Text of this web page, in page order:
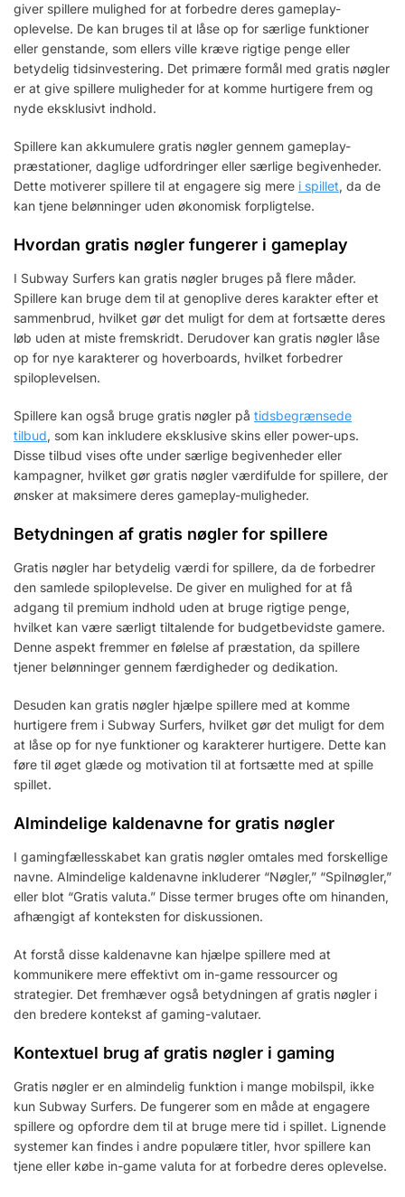
giver spillere mulighed for at forbedre deres gameplay-
oplevelse. De kan bruges til at låse op for særlige funktioner
eller genstande, som ellers ville kræve rigtige penge eller
betydelig tidsinvestering. Det primære formål med gratis nøgler
er at give spillere muligheder for at komme hurtigere frem og
nyde eksklusivt indhold.
Spillere kan akkumulere gratis nøgler gennem gameplay-
præstationer, daglige udfordringer eller særlige begivenheder.
Dette motiverer spillere til at engagere sig mere i spillet, da de
kan tjene belønninger uden økonomisk forpligtelse.
Hvordan gratis nøgler fungerer i gameplay
I Subway Surfers kan gratis nøgler bruges på flere måder.
Spillere kan bruge dem til at genoplive deres karakter efter et
sammenbrud, hvilket gør det muligt for dem at fortsætte deres
løb uden at miste fremskridt. Derudover kan gratis nøgler låse
op for nye karakterer og hoverboards, hvilket forbedrer
spiloplevelsen.
Spillere kan også bruge gratis nøgler på tidsbegrænsede
tilbud, som kan inkludere eksklusive skins eller power-ups.
Disse tilbud vises ofte under særlige begivenheder eller
kampagner, hvilket gør gratis nøgler værdifulde for spillere, der
ønsker at maksimere deres gameplay-muligheder.
Betydningen af gratis nøgler for spillere
Gratis nøgler har betydelig værdi for spillere, da de forbedrer
den samlede spiloplevelse. De giver en mulighed for at få
adgang til premium indhold uden at bruge rigtige penge,
hvilket kan være særligt tiltalende for budgetbevidste gamere.
Denne aspekt fremmer en følelse af præstation, da spillere
tjener belønninger gennem færdigheder og dedikation.
Desuden kan gratis nøgler hjælpe spillere med at komme
hurtigere frem i Subway Surfers, hvilket gør det muligt for dem
at låse op for nye funktioner og karakterer hurtigere. Dette kan
føre til øget glæde og motivation til at fortsætte med at spille
spillet.
Almindelige kaldenavne for gratis nøgler
I gamingfællesskabet kan gratis nøgler omtales med forskellige
navne. Almindelige kaldenavne inkluderer “Nøgler,” “Spilnøgler,”
eller blot “Gratis valuta.” Disse termer bruges ofte om hinanden,
afhængigt af konteksten for diskussionen.
At forstå disse kaldenavne kan hjælpe spillere med at
kommunikere mere effektivt om in-game ressourcer og
strategier. Det fremhæver også betydningen af gratis nøgler i
den bredere kontekst af gaming-valutaer.
Kontextuel brug af gratis nøgler i gaming
Gratis nøgler er en almindelig funktion i mange mobilspil, ikke
kun Subway Surfers. De fungerer som en måde at engagere
spillere og opfordre dem til at bruge mere tid i spillet. Lignende
systemer kan findes i andre populære titler, hvor spillere kan
tjene eller købe in-game valuta for at forbedre deres oplevelse.